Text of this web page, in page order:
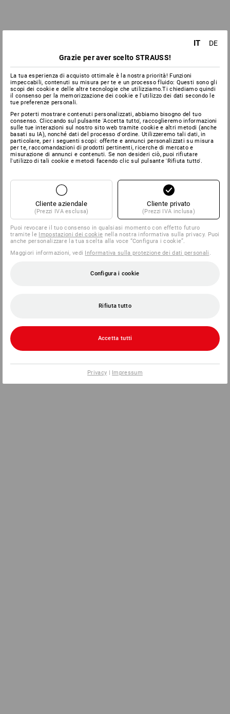
IT
DE
Grazie per aver scelto STRAUSS!
La tua esperienza di acquisto ottimale è la nostra priorità! Funzioni
impeccabili, contenuti su misura per te e un processo fluido: Questi sono gli
scopi dei cookie e delle altre tecnologie che utilizziamo.Ti chiediamo quindi
il consenso per la memorizzazione dei cookie e l'utilizzo dei dati secondo le
tue preferenze personali.
Per poterti mostrare contenuti personalizzati, abbiamo bisogno del tuo
consenso. Cliccando sul pulsante 'Accetta tutto', raccoglieremo informazioni
sulle tue interazioni sul nostro sito web tramite cookie e altri metodi (anche
basati su IA), nonché dati del processo d'ordine. Utilizzeremo tali dati, in
particolare, per i seguenti scopi: offerte e annunci personalizzati su misura
per te, raccomandazioni di prodotti pertinenti, ricerche di mercato e
misurazione di annunci e contenuti. Se non desideri ciò, puoi rifiutare
l'utilizzo di tali cookie e metodi facendo clic sul pulsante 'Rifiuta tutto'.
Cliente aziendale
(Prezzi IVA esclusa)
Cliente privato
(Prezzi IVA inclusa)
Puoi revocare il tuo consenso in qualsiasi momento con effetto futuro
tramite le Impostazioni dei cookie nella nostra informativa sulla privacy. Puoi
anche personalizzare la tua scelta alla voce “Configura i cookie”.
Maggiori informazioni, vedi Informativa sulla protezione dei dati personali
Configura i cookie
Rifiuta tutto
Accetta tutti
Privacy | Impressum